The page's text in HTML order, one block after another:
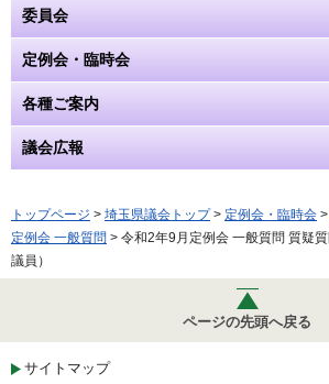
委員会
定例会・臨時会
各種ご案内
議会広報
トップページ > 埼玉県議会トップ> 定例会・臨時会 >
定例会 一般質問 > 令和2年9月定例会 一般質問 質疑
議員）
ページの先頭へ戻る
サイトマップ